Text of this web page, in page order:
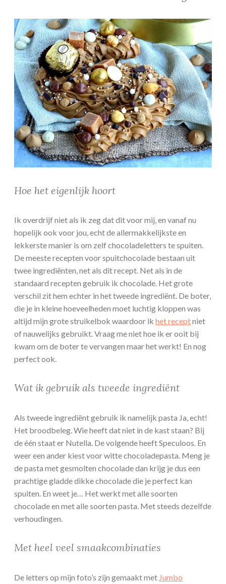
Hoe het eigenlijk hoort
Ik overdrijf niet als ik zeg dat dit voor mij, en vanaf nu
hopelijk ook voor jou, echt de allermakkelijkste en
lekkerste manier is om zelf chocoladeletters te spuiten.
De meeste recepten voor spuitchocolade bestaan uit
twee ingrediënten, net als dit recept. Net als in de
standaard recepten gebruik ik chocolade. Het grote
verschil zit hem echter in het tweede ingrediënt. De boter,
die je in kleine hoeveelheden moet luchtig kloppen was
altijd mijn grote struikelbok waardoor ik het receptniet
of nauwelijks gebruikt. Vraag me niet hoe ik er ooit bij
kwam om de boter te vervangen maar het werkt! En nog
perfect ook.
Wat ik gebruik als tweede ingrediënt
Als tweede ingrediënt gebruik ik namelijk pasta Ja, echt!
Het broodbeleg. Wie heeft dat niet in de kast staan? Bij
de één staat er Nutella. De volgende heeft Speculoos. En
weer een ander kiest voor witte chocoladepasta. Meng je
de pasta met gesmolten chocolade dan krijg je dus een
prachtige gladde dikke chocolade die je perfect kan
spuiten. En weet je… Het werkt met alle soorten
chocolade en met alle soorten pasta. Met steeds dezelfde
verhoudingen.
Met heel veel smaakcombinaties
De letters op mijn foto’s zijn gemaakt met Jumbo